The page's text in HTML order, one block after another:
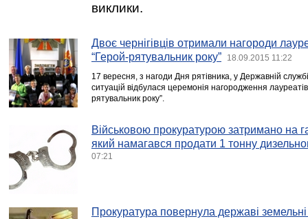
виклики.
Двоє чернігівців отримали нагороди
“Герой-рятувальник року”
18.09.2015 11:22
17 вересня, з нагоди Дня рятівника, у Державній
ситуацій відбулася церемонія нагородження лауреатів
рятувальник року”.
Військовою прокуратурою затримано на
який намагався продати 1 тонну
07:21
Прокуратура повернула державі